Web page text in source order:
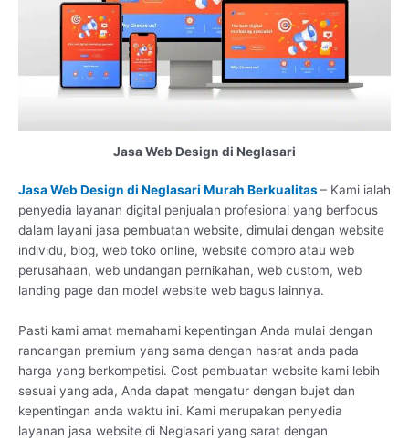
Jasa Web Design di Neglasari
Jasa Web Design di Neglasari Murah Berkualitas– Kami ialah
penyedia layanan digital penjualan profesional yang berfocus
dalam layani jasa pembuatan website, dimulai dengan website
individu, blog, web toko online, website compro atau web
perusahaan, web undangan pernikahan, web custom, web
landing page dan model website web bagus lainnya.
Pasti kami amat memahami kepentingan Anda mulai dengan
rancangan premium yang sama dengan hasrat anda pada
harga yang berkompetisi. Cost pembuatan website kami lebih
sesuai yang ada, Anda dapat mengatur dengan bujet dan
kepentingan anda waktu ini. Kami merupakan penyedia
layanan jasa website di Neglasari yang sarat dengan